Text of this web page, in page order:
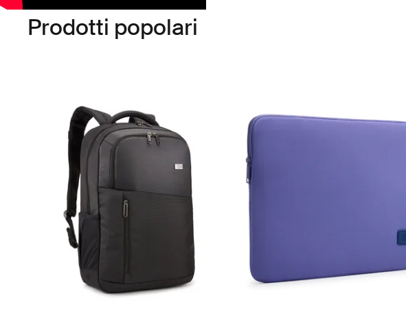
Prodotti popolari